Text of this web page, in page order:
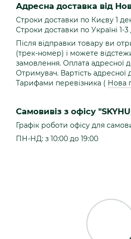
Адресна доставка від
Строки доставки по Києву 1
Строки доставки по Україні 1-3
Після відправки товару ви
(трек-номер) і можете
замовлення. Оплата адресної
Отримувач. Вартість адресної
Тарифами перевізника ( Нова
Самовивіз з офісу
Графік роботи офісу для
ПН-НД: з 10:00 до 19:00